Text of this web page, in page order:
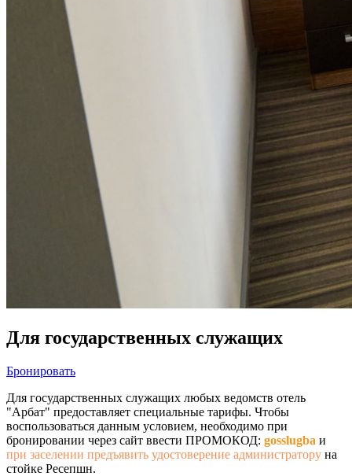
Для государственных служащих
Бронировать
Для государственных служащих любых ведомств отель
"Арбат" предоставляет специальные тарифы. Чтобы
воспользоваться данным условием, необходимо при
бронировании через сайт ввести ПРОМОКОД: gosslugba и
при заселении предъявить удостоверение администратору на
стойке Ресепшн.